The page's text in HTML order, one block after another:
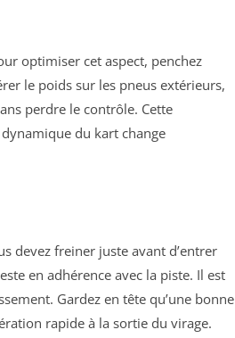
optimiser cet aspect, penchez
le poids sur les pneus extérieurs,
perdre le contrôle. Cette
du kart change
devez freiner juste avant d’entrer
en adhérence avec la piste. Il est
Gardez en tête qu’une bonne
rapide à la sortie du virage.